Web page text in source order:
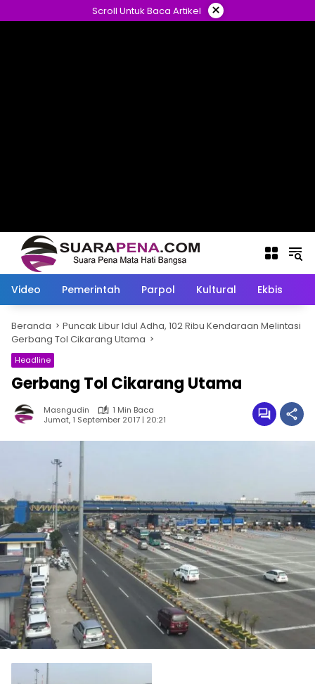
ke
Scroll Untuk Baca Artikel ×
Video Pemerintah Parpol Kultural Ekbis
Beranda
Puncak Libur Idul Adha, 102 Ribu Kendaraan Melintasi
Gerbang Tol Cikarang Utama
Headline
Gerbang Tol Cikarang Utama
Masngudin
1 Min Baca
Jumat, 1 September 2017 | 20:21